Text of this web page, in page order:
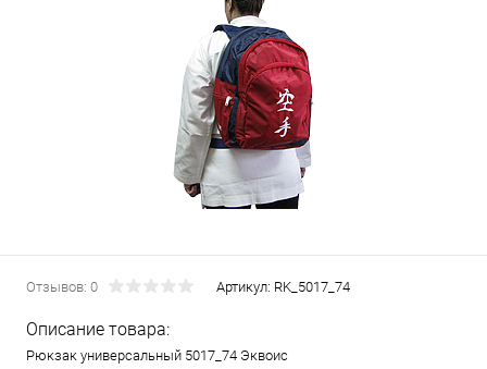
Отзывов: 0 Артикул: RK_5017_74
Описание товара:
Рюкзак универсальный 5017_74 Эквоис